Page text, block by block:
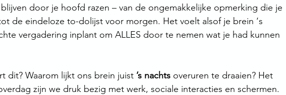
door je hoofd razen – van de ongemakkelijke opmerking die je
de eindeloze to-dolijst voor morgen. Het voelt alsof je brein ‘s
vergadering inplant om ALLES door te nemen wat je had kunnen
dit? Waarom lijkt ons brein juist ’s nachts overuren te draaien? Het
zijn we druk bezig met werk, sociale interacties en schermen.